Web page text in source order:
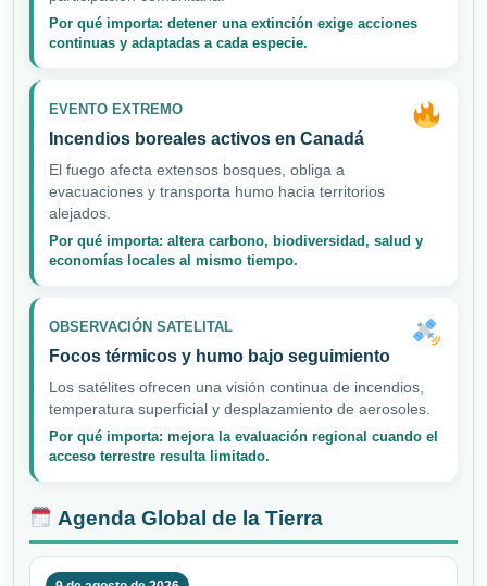
Por qué importa: detener una extinción exige acciones
continuas y adaptadas a cada especie.
EVENTO EXTREMO
Incendios boreales activos en Canadá
El fuego afecta extensos bosques, obliga a
evacuaciones y transporta humo hacia territorios
alejados.
Por qué importa: altera carbono, biodiversidad, salud y
economías locales al mismo tiempo.
OBSERVACIÓN SATELITAL
Focos térmicos y humo bajo seguimiento
Los satélites ofrecen una visión continua de incendios,
temperatura superficial y desplazamiento de aerosoles.
Por qué importa: mejora la evaluación regional cuando el
acceso terrestre resulta limitado.
Agenda Global de la Tierra